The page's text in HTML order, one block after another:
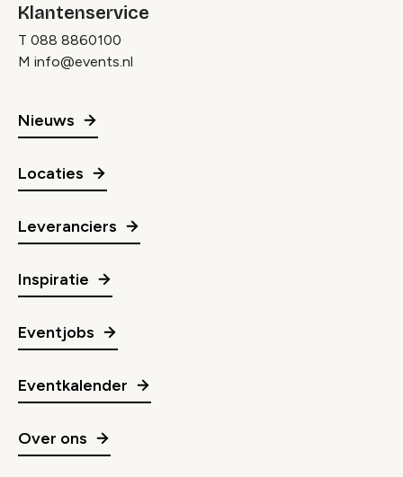
Klantenservice
T 088 8860100
M info@events.nl
Nieuws
Locaties
Leveranciers
Inspiratie
Eventjobs
Eventkalender
Over ons